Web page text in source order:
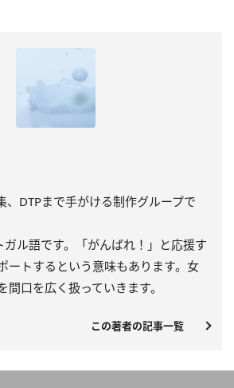
、DTPまで手がける制作グループで
ガル語です。「がんばれ！」と応援す
ートするという意味もあります。女
間口を広く扱っていきます。
この著者の記事一覧